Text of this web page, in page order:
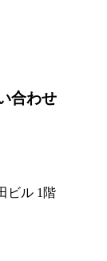
ビル 1階